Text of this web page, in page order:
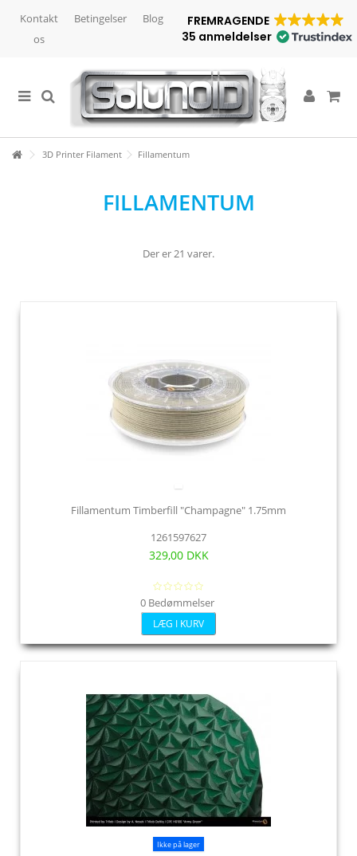
Betingelser Blog
Kontakt
os
FREMRAGENDE
35 anmeldelser
3D Printer Filament Fillamentum
FILLAMENTUM
Der er 21 varer.
Fillamentum Timberfill "Champagne" 1.75mm
1261597627
329,00 DKK
0 Bedømmelser
LÆG I KURV
Ikke på lager